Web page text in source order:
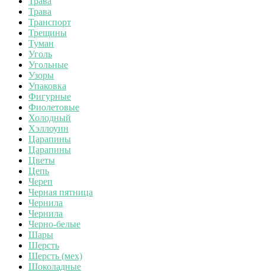
Трава
Транспорт
Трещины
Туман
Уголь
Угольные
Узоры
Упаковка
Фигурные
Фиолетовые
Холодный
Хэллоуин
Царапины
Царапины
Цветы
Цепь
Череп
Черная пятница
Чернила
Чернила
Черно-белые
Шары
Шерсть
Шерсть (мех)
Шоколадные